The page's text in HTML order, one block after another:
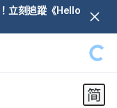
立刻追蹤《Hello